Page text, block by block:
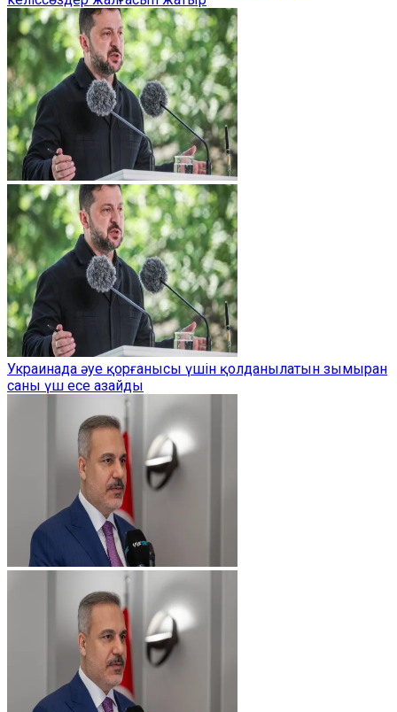
Украинада әуе қорғанысы үшін қолданылатын зымыран
саны үш есе азайды